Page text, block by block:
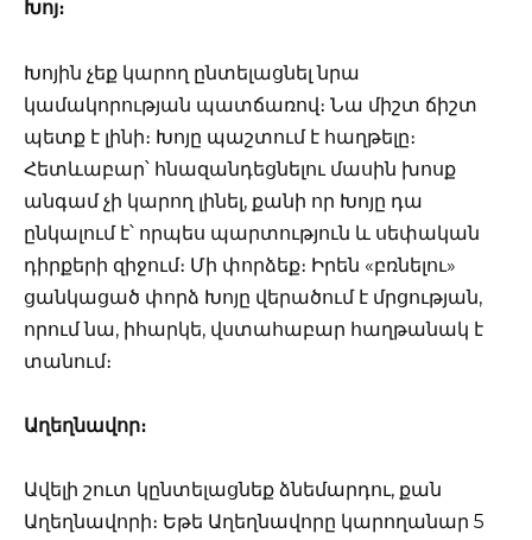
Խոյ։
Խոյին չեք կարող ընտելացնել նրա
կամակորության պատճառով։ Նա միշտ ճիշտ
պետք է լինի։ Խոյը պաշտում է հաղթելը։
Հետևաբար՝ հնազանդեցնելու մասին խոսք
անգամ չի կարող լինել, քանի որ Խոյը դա
ընկալում է՝ որպես պարտություն և սեփական
դիրքերի զիջում։ Մի փորձեք։ Իրեն «բռնելու»
ցանկացած փորձ Խոյը վերածում է մրցության,
որում նա, իհարկե, վստահաբար հաղթանակ է
տանում։
Աղեղնավոր։
Ավելի շուտ կընտելացնեք ձնեմարդու, քան
Աղեղնավորի։ Եթե Աղեղնավորը կարողանար 5